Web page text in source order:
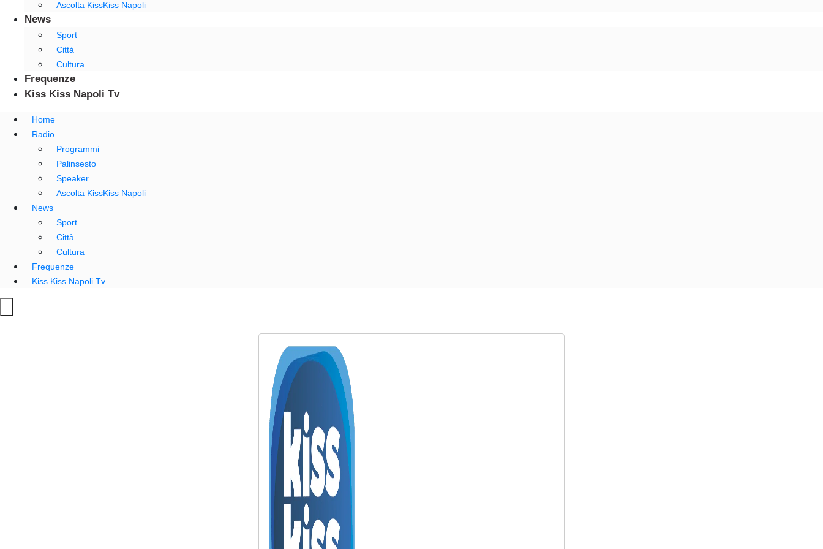
Ascolta KissKiss Napoli
News
Sport
Città
Cultura
Frequenze
Kiss Kiss Napoli Tv
Home
Radio
Programmi
Palinsesto
Speaker
Ascolta KissKiss Napoli
News
Sport
Città
Cultura
Frequenze
Kiss Kiss Napoli Tv